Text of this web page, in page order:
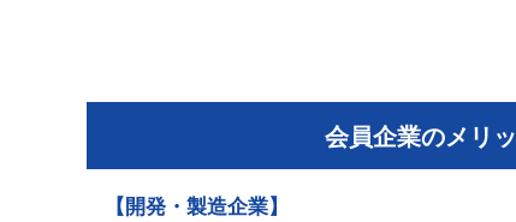
会員企業のメリ
【開発・製造企業】